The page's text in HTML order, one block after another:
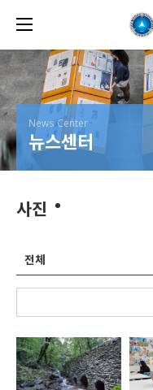
News Center
뉴스센터
사진
전체